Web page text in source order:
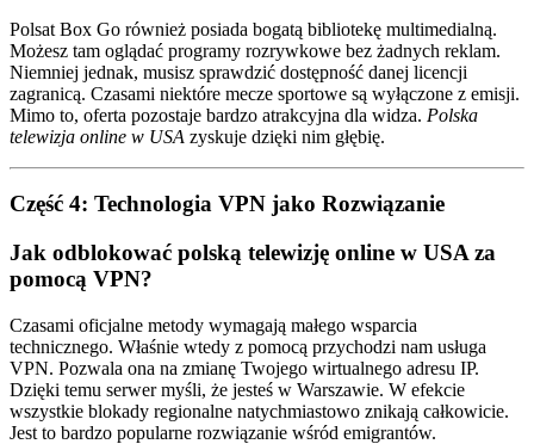
Polsat Box Go również posiada bogatą bibliotekę multimedialną.
Możesz tam oglądać programy rozrywkowe bez żadnych reklam.
Niemniej jednak, musisz sprawdzić dostępność danej licencji
zagranicą. Czasami niektóre mecze sportowe są wyłączone z emisji.
Mimo to, oferta pozostaje bardzo atrakcyjna dla widza. Polska
telewizja online w USA zyskuje dzięki nim głębię.
Część 4: Technologia VPN jako Rozwiązanie
Jak odblokować polską telewizję online w USA za
pomocą VPN?
Czasami oficjalne metody wymagają małego wsparcia
technicznego. Właśnie wtedy z pomocą przychodzi nam usługa
VPN. Pozwala ona na zmianę Twojego wirtualnego adresu IP.
Dzięki temu serwer myśli, że jesteś w Warszawie. W efekcie
wszystkie blokady regionalne natychmiastowo znikają całkowicie.
Jest to bardzo popularne rozwiązanie wśród emigrantów.